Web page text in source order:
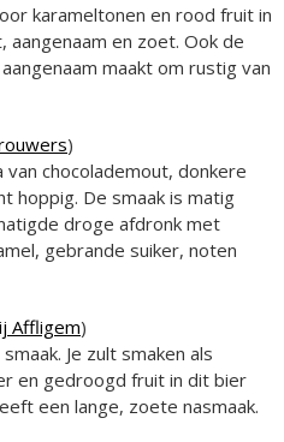
karameltonen en rood fruit in
aangenaam en zoet. Ook de
maakt om rustig van
)
chocolademout, donkere
hoppig. De smaak is matig
droge afdronk met
gebrande suiker, noten
Affligem)
Je zult smaken als
en gedroogd fruit in dit bier
een lange, zoete nasmaak.